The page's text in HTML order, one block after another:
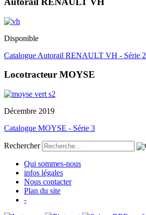
Disponible
Catalogue Autorail RENAULT VH - Série 2
Locotracteur MOYSE
Décembre 2019
Catalogue MOYSE - Série 3
Rechercher
Qui sommes-nous
infos légales
Nous contacter
Plan du site
-